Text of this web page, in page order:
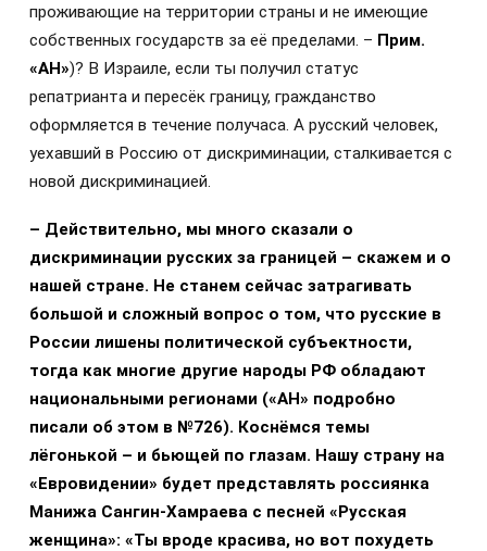
проживающие на территории страны и не имеющие
собственных государств за её пределами. – Прим.
«АН»)? В Израиле, если ты получил статус
репатрианта и пересёк границу, гражданство
оформляется в течение получаса. А русский человек,
уехавший в Россию от дискриминации, сталкивается с
новой дискриминацией.
– Действительно, мы много сказали о
дискриминации русских за границей – скажем и о
нашей стране. Не станем сейчас затрагивать
большой и сложный вопрос о том, что русские в
России лишены политической субъектности,
тогда как многие другие народы РФ обладают
национальными регионами («АН» подробно
писали об этом в №726). Коснёмся темы
лёгонькой – и бьющей по глазам. Нашу страну на
«Евровидении» будет представлять россиянка
Манижа Сангин-Хамраева с песней «Русская
женщина»: «Ты вроде красива, но вот похудеть